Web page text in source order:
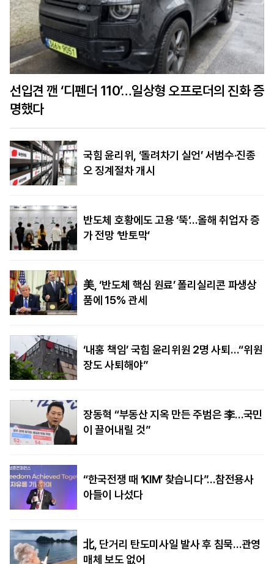
선입견 깬 ‘디펜더 110’…일상형 오프로더의 진화 증
명했다
국힘 윤리위, ‘돌려차기 실언’ 서범수·진종
오 징계절차 개시
반도체 호황에도 고용 ‘뚝’…올해 취업자 증
가 전망 ‘반토막’
美, ‘반도체 핵심 원료’ 폴리실리콘 파생상
품에 15% 관세
‘내홍 책임’ 국힘 윤리위원 2명 사퇴…“위원
장도 사퇴해야”
장동혁 “부동산 지옥 만든 주범은 李…국민
이 끌어내릴 것”
“한국전쟁 때 ‘KIM’ 찾습니다”…참전용사
아들이 나섰다
北, 단거리 탄도미사일 발사 후 침묵…관영
매체 보도 없어